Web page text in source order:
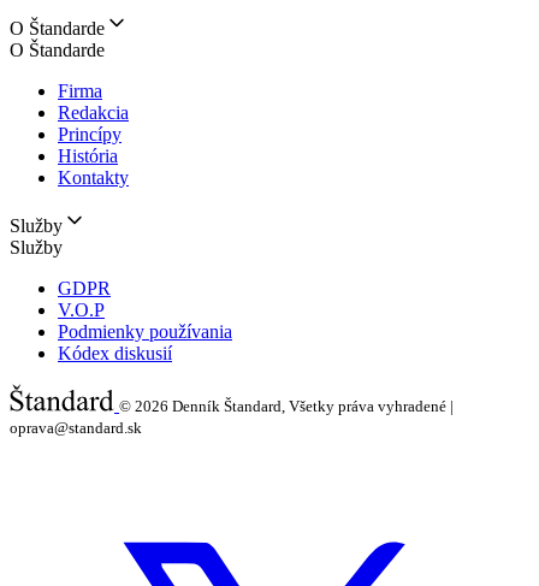
O Štandarde
O Štandarde
Firma
Redakcia
Princípy
História
Kontakty
Služby
Služby
GDPR
V.O.P
Podmienky používania
Kódex diskusií
© 2026 Denník Štandard, Všetky práva vyhradené |
oprava@standard.sk